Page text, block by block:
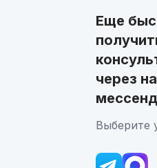
Еще
через
Выберите